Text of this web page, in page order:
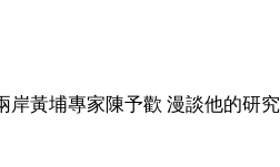
岸黃埔專家陳予歡 漫談他的研